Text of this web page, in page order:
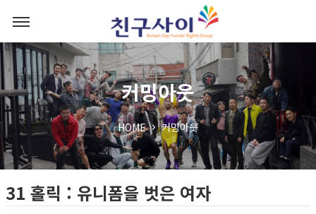
커밍아웃
HOME 커밍아웃
31 홀릭 : 유니폼을 벗은 여자